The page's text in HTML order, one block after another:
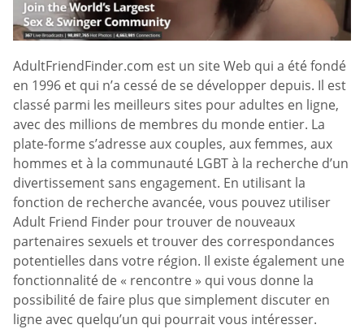
AdultFriendFinder.com est un site Web qui a été fondé
en 1996 et qui n’a cessé de se développer depuis. Il est
classé parmi les meilleurs sites pour adultes en ligne,
avec des millions de membres du monde entier. La
plate-forme s’adresse aux couples, aux femmes, aux
hommes et à la communauté LGBT à la recherche d’un
divertissement sans engagement. En utilisant la
fonction de recherche avancée, vous pouvez utiliser
Adult Friend Finder pour trouver de nouveaux
partenaires sexuels et trouver des correspondances
potentielles dans votre région. Il existe également une
fonctionnalité de « rencontre » qui vous donne la
possibilité de faire plus que simplement discuter en
ligne avec quelqu’un qui pourrait vous intéresser.